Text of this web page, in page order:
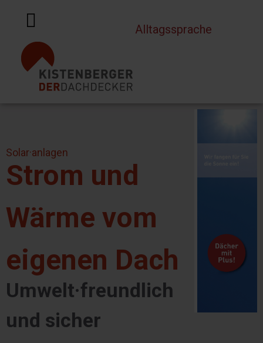
Alltagssprache
Solar·anlagen
Strom und
Wärme vom
eigenen Dach
Umwelt·freundlich
und sicher